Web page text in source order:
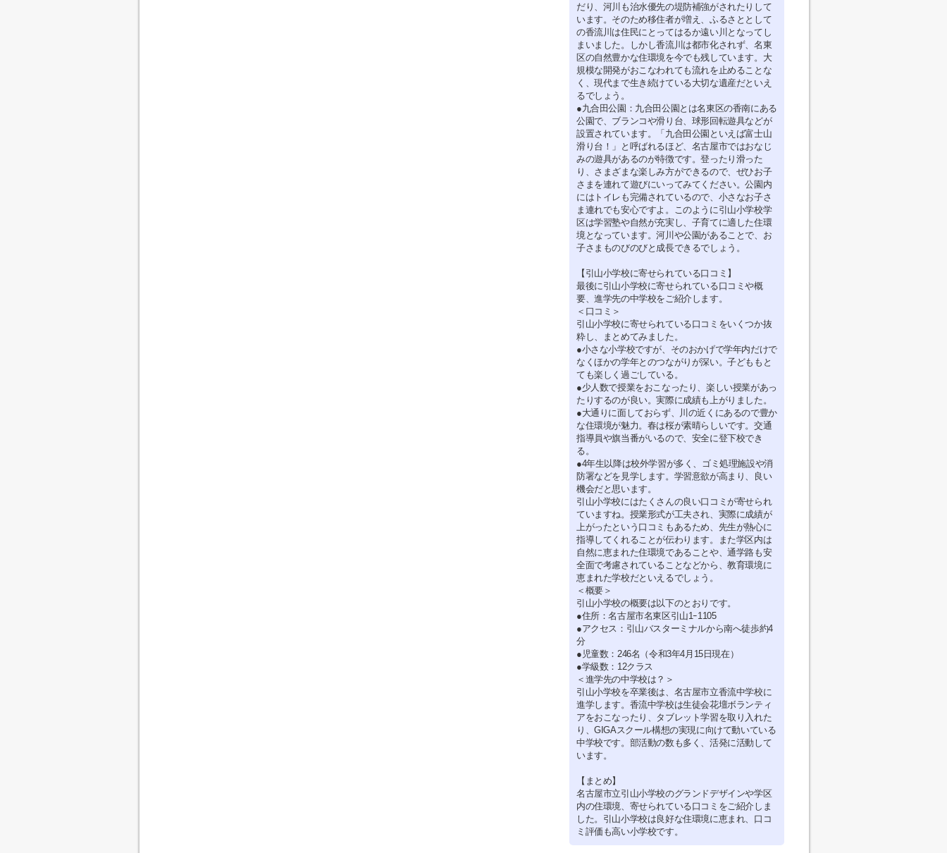
だり、河川も治水優先の堤防補強がされたりして
います。そのため移住者が増え、ふるさととして
の香流川は住民にとってはるか遠い川となってし
まいました。しかし香流川は都市化されず、名東
区の自然豊かな住環境を今でも残しています。大
規模な開発がおこなわれても流れを止めることな
く、現代まで生き続けている大切な遺産だといえ
るでしょう。
●九合田公園：九合田公園とは名東区の香南にある
公園で、ブランコや滑り台、球形回転遊具などが
設置されています。「九合田公園といえば富士山
滑り台！」と呼ばれるほど、名古屋市ではおなじ
みの遊具があるのが特徴です。登ったり滑った
り、さまざまな楽しみ方ができるので、ぜひお子
さまを連れて遊びにいってみてください。公園内
にはトイレも完備されているので、小さなお子さ
ま連れでも安心ですよ。このように引山小学校学
区は学習塾や自然が充実し、子育てに適した住環
境となっています。河川や公園があることで、お
子さまものびのびと成長できるでしょう。
【引山小学校に寄せられている口コミ】
最後に引山小学校に寄せられている口コミや概
要、進学先の中学校をご紹介します。
＜口コミ＞
引山小学校に寄せられている口コミをいくつか抜
粋し、まとめてみました。
●小さな小学校ですが、そのおかげで学年内だけで
なくほかの学年とのつながりが深い。子どももと
ても楽しく過ごしている。
●少人数で授業をおこなったり、楽しい授業があっ
たりするのが良い。実際に成績も上がりました。
●大通りに面しておらず、川の近くにあるので豊か
な住環境が魅力。春は桜が素晴らしいです。交通
指導員や旗当番がいるので、安全に登下校でき
る。
●4年生以降は校外学習が多く、ゴミ処理施設や消
防署などを見学します。学習意欲が高まり、良い
機会だと思います。
引山小学校にはたくさんの良い口コミが寄せられ
ていますね。授業形式が工夫され、実際に成績が
上がったという口コミもあるため、先生が熱心に
指導してくれることが伝わります。また学区内は
自然に恵まれた住環境であることや、通学路も安
全面で考慮されていることなどから、教育環境に
恵まれた学校だといえるでしょう。
＜概要＞
引山小学校の概要は以下のとおりです。
●住所：名古屋市名東区引山1ｰ1105
●アクセス：引山バスターミナルから南へ徒歩約4
分
●児童数：246名（令和3年4月15日現在）
●学級数：12クラス
＜進学先の中学校は？＞
引山小学校を卒業後は、名古屋市立香流中学校に
進学します。香流中学校は生徒会花壇ボランティ
アをおこなったり、タブレット学習を取り入れた
り、GIGAスクール構想の実現に向けて動いている
中学校です。部活動の数も多く、活発に活動して
います。
【まとめ】
名古屋市立引山小学校のグランドデザインや学区
内の住環境、寄せられている口コミをご紹介しま
した。引山小学校は良好な住環境に恵まれ、口コ
ミ評価も高い小学校です。